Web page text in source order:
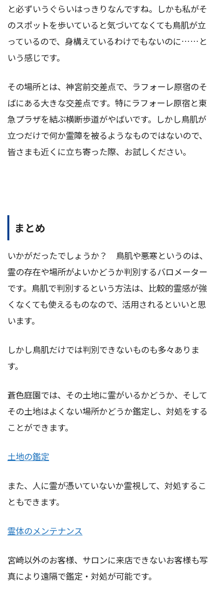
と必ずいうぐらいはっきりなんですね。しかも私がそ
のスポットを歩いていると気づいてなくても鳥肌が立
っているので、身構えているわけでもないのに……と
いう感じです。
その場所とは、神宮前交差点で、ラフォーレ原宿のそ
ばにある大きな交差点です。特にラフォーレ原宿と東
急プラザを結ぶ横断歩道がやばいです。しかし鳥肌が
立つだけで何か霊障を被るようなものではないので、
皆さまも近くに立ち寄った際、お試しください。
まとめ
いかがだったでしょうか？ 鳥肌や悪寒というのは、
霊の存在や場所がよいかどうか判別するバロメーター
です。鳥肌で判別するという方法は、比較的霊感が強
くなくても使えるものなので、活用されるといいと思
います。
しかし鳥肌だけでは判別できないものも多々ありま
す。
蒼色庭園では、その土地に霊がいるかどうか、そして
その土地はよくない場所かどうか鑑定し、対処をする
ことができます。
土地の鑑定
また、人に霊が憑いていないか霊視して、対処するこ
ともできます。
霊体のメンテナンス
宮崎以外のお客様、サロンに来店できないお客様も写
真により遠隔で鑑定・対処が可能です。